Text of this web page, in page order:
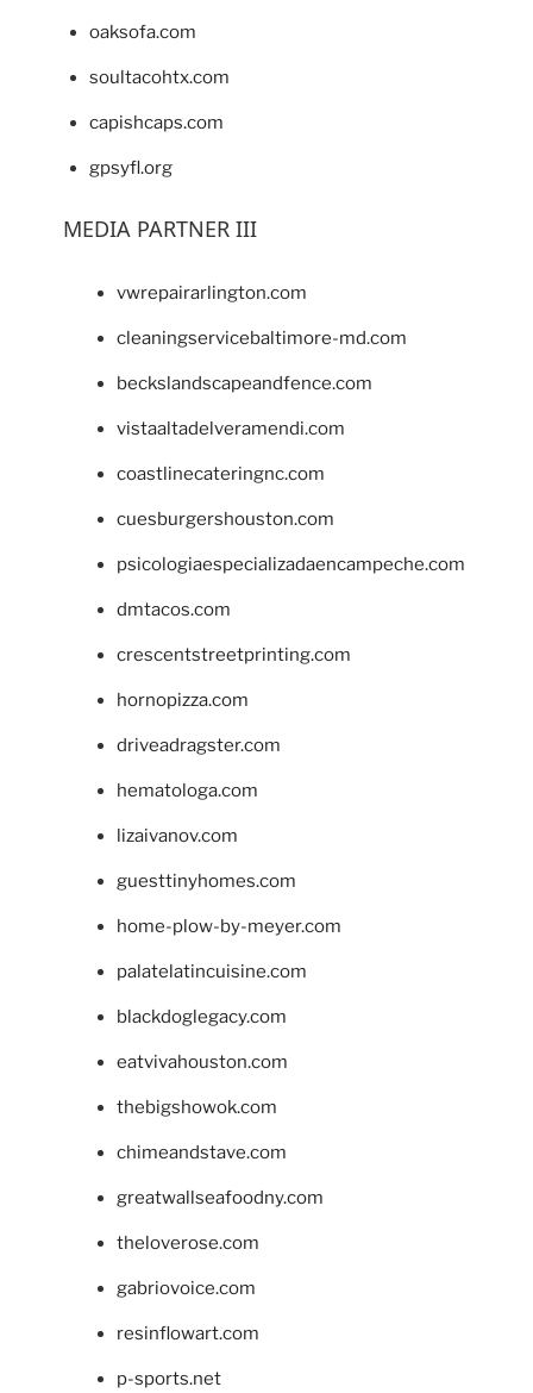
oaksofa.com
soultacohtx.com
capishcaps.com
gpsyfl.org
MEDIA PARTNER III
vwrepairarlington.com
cleaningservicebaltimore-md.com
beckslandscapeandfence.com
vistaaltadelveramendi.com
coastlinecateringnc.com
cuesburgershouston.com
psicologiaespecializadaencampeche.com
dmtacos.com
crescentstreetprinting.com
hornopizza.com
driveadragster.com
hematologa.com
lizaivanov.com
guesttinyhomes.com
home-plow-by-meyer.com
palatelatincuisine.com
blackdoglegacy.com
eatvivahouston.com
thebigshowok.com
chimeandstave.com
greatwallseafoodny.com
theloverose.com
gabriovoice.com
resinflowart.com
p-sports.net